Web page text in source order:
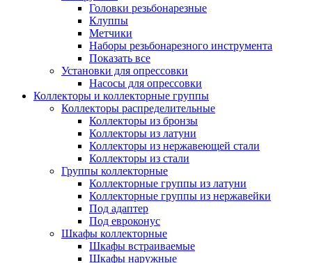
Головки резьбонарезные
Клуппы
Метчики
Наборы резьбонарезного инструмента
Показать все
Установки для опрессовки
Насосы для опрессовки
Коллекторы и коллекторные группы
Коллекторы распределительные
Коллекторы из бронзы
Коллекторы из латуни
Коллекторы из нержавеющей стали
Коллекторы из стали
Группы коллекторные
Коллекторные группы из латуни
Коллекторные группы из нержавейки
Под адаптер
Под евроконус
Шкафы коллекторные
Шкафы встраиваемые
Шкафы наружные